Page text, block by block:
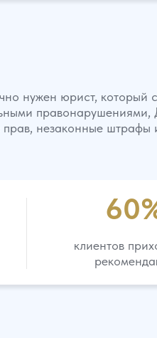
нужен юрист, который
прав, незаконные штрафы
клиентов